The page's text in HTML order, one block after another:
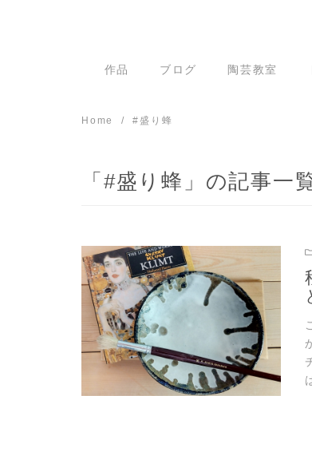
作品 ブログ 陶芸教室
Home #盛り蜂
「#盛り蜂」の記事一
READ MORE